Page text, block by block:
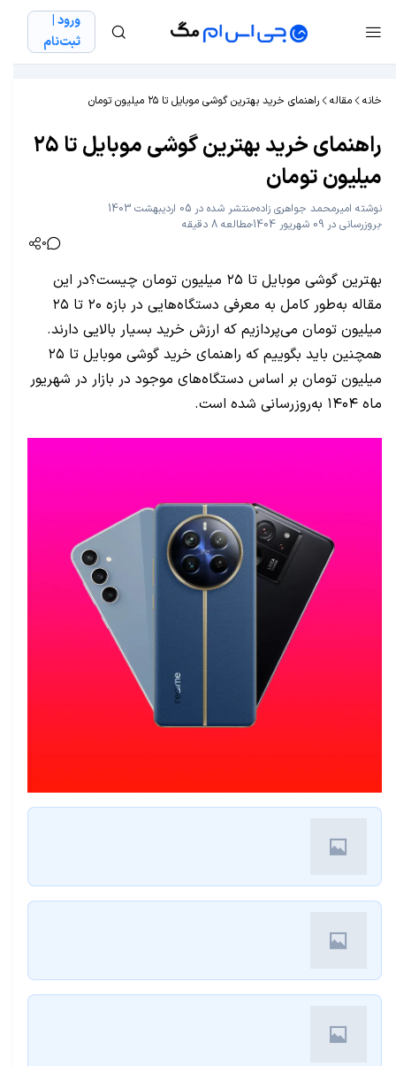
ورود |
ثبت‌نام
خانه مقاله راهنمای خرید بهترین گوشی موبایل تا ۲۵ میلیون تومان
راهنمای خرید بهترین گوشی موبایل تا ۲۵
میلیون تومان
نوشته امیرمحمد جواهری زادهمنتشر شده در 05 اردیبهشت 1403
بروزرسانی در 09 شهریور 1404
مطالعه 8 دقیقه
0
بهترین گوشی موبایل تا ۲۵ میلیون تومان چیست؟در این
مقاله به‌طور کامل به معرفی دستگاه‌هایی در بازه ۲۰ تا ۲۵
میلیون تومان می‌پردازیم که ارزش خرید بسیار بالایی دارند.
همچنین باید بگوییم که راهنمای خرید گوشی موبایل تا ۲۵
میلیون تومان بر اساس دستگاه‌های موجود در بازار در شهریور
ماه ۱۴۰۴ به‌روزرسانی شده است.